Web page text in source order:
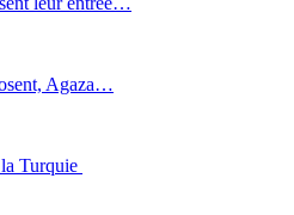
Agaza…
Turquie